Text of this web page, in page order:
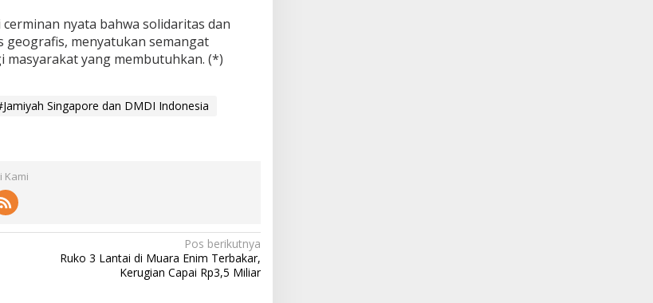
nyata bahwa solidaritas dan
geografis, menyatukan semangat
yang membutuhkan. (*)
Singapore dan DMDI Indonesia
Kami
Pos berikutnya
Ruko 3 Lantai di Muara Enim Terbakar,
Kerugian Capai Rp3,5 Miliar